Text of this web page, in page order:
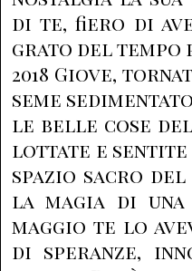
di te, fiero di
grato del tempo
2018 Giove,
seme
le belle cose
lottate e sentite
spazio sacro
la magia di
maggio te lo
di speranze,